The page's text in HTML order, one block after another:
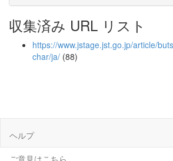
収集済み URL リスト
https://www.jstage.jst.go.jp/article/
char/ja/ (88)
ヘルプ
ご意見はこちら